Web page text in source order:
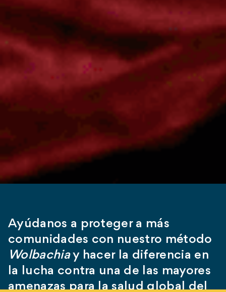
Ayúdanos a proteger a más
comunidades con nuestro método
Wolbachiay hacer la diferencia en
la lucha contra una de las mayores
amenazas para la salud global del